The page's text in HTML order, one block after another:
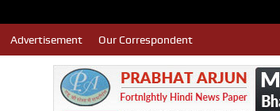
Advertisement Our Correspondent